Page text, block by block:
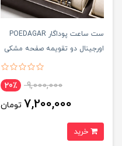
ست ساعت پوداگار POEDAGAR
اورجينال دو تقويمه صفحه مشکی
9,000,000 20٪
7,200,000 تومان